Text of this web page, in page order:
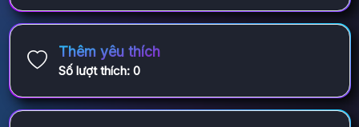
Thêm yêu thích
Số lượt thích: 0